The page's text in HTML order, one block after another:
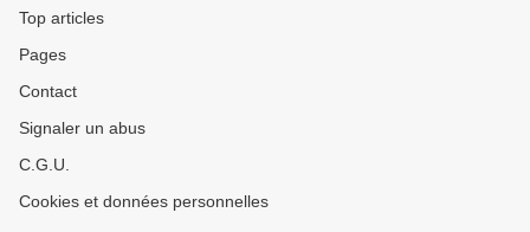
Top articles
Pages
Contact
Signaler un abus
C.G.U.
Cookies et données personnelles